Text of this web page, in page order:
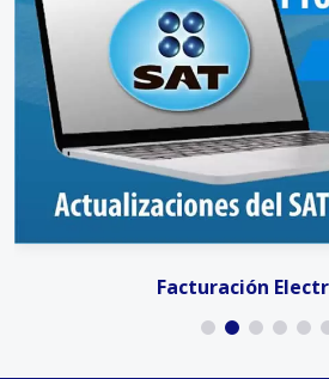
Facturación